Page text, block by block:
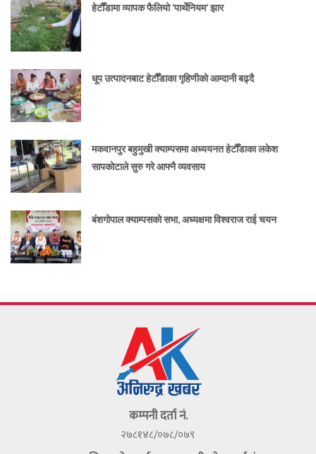
हेटौँडामा व्यापक फैलियो ‘पार्थेनियम’ झार
धूप उत्पादनबाट हेटौँडाका गृहिणीको आम्दानी बढ्दै
मकवानपुर बहुमुखी क्याम्पसमा अध्ययनत हेटौँडाका लकेश
सापकोटाले सुरु गरे आफ्नै व्यवसाय
बंशगोपाल क्याम्पसको सभा, अध्यक्षमा विश्वराज राई चयन
कम्पनी दर्ता नं.
२७८१४८/०७८/०७९